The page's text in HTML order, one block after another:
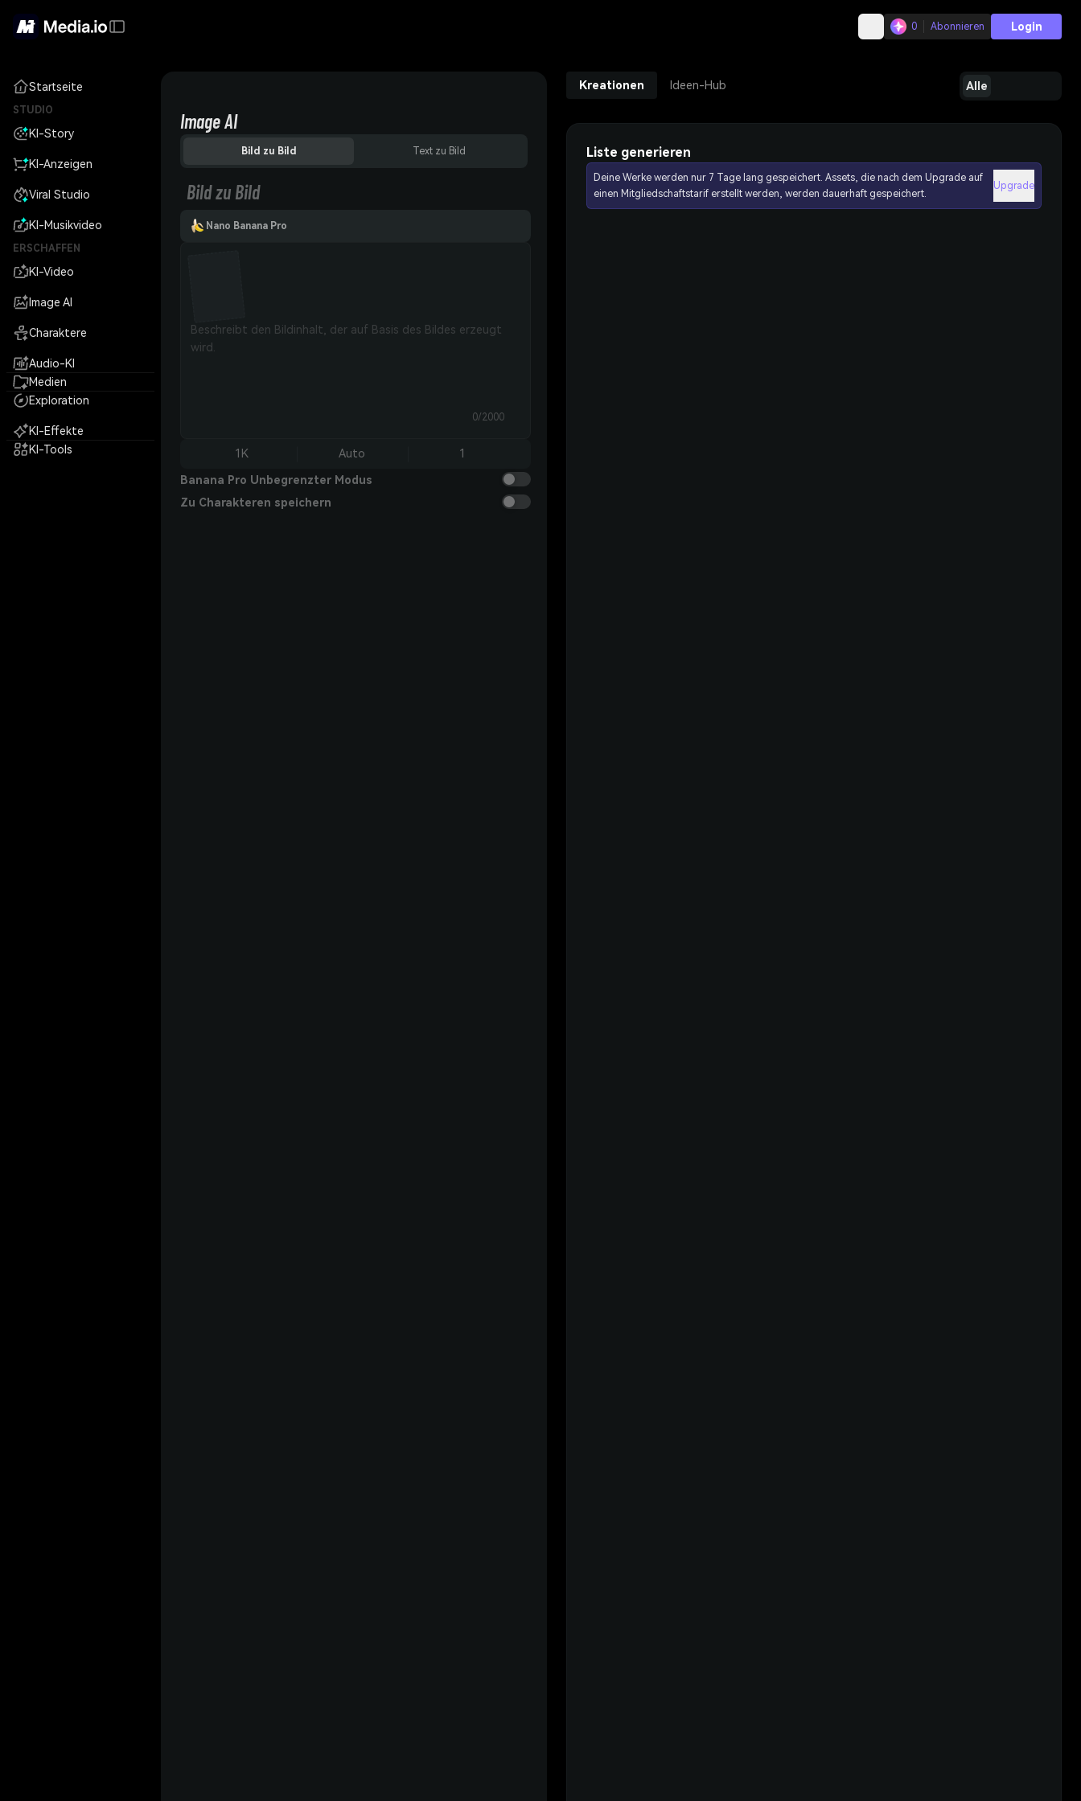
0 Abonnieren Login
Startseite
STUDIO
KI-Story
KI-Anzeigen
Viral Studio
KI-Musikvideo
ERSCHAFFEN
KI-Video
Image AI
Charaktere
Audio-KI
Medien
Exploration
KI-Effekte
KI-Tools
Image AI
Bild zu Bild Text zu Bild
Bild zu Bild
Nano Banana Pro
0/2000
1K Auto 1
Banana Pro Unbegrenzter Modus
Zu Charakteren speichern
Kreationen Ideen-Hub Alle
Liste generieren
Deine Werke werden nur 7 Tage lang gespeichert. Assets, die nach dem Upgrade auf
einen Mitgliedschaftstarif erstellt werden, werden dauerhaft gespeichert.
Upgrade